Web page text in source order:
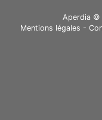
Aperdia ©
Mentions légales -